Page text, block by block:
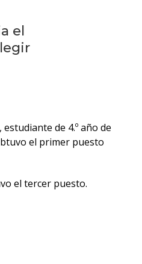
La
facultad
medios
el
de 4.º año de
el primer puesto
el tercer puesto.